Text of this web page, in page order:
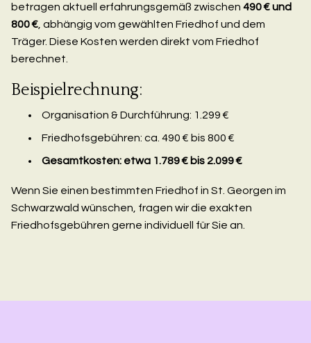
betragen aktuell erfahrungsgemäß zwischen 490 € und
800 € , abhängig vom gewählten Friedhof und dem
Träger. Diese Kosten werden direkt vom Friedhof
berechnet.
Beispielrechnung:
Organisation & Durchführung: 1.299 €
Friedhofsgebühren: ca. 490 € bis 800 €
Gesamtkosten: etwa 1.789 € bis 2.099 €
Wenn Sie einen bestimmten Friedhof in St. Georgen im
Schwarzwald wünschen, fragen wir die exakten
Friedhofsgebühren gerne individuell für Sie an.